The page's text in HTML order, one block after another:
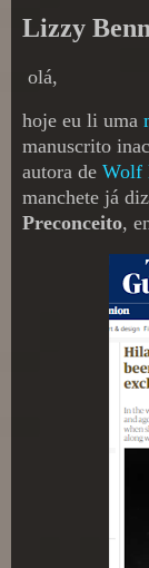
Lizzy
olá,
hoje eu li uma
manuscrito
autora de Wolf
manchete já
Preconceito,